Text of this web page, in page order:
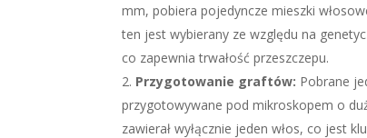
mm, pobiera pojedyncze mieszki
ten jest wybierany ze względu na
co zapewnia trwałość przeszczepu.
Przygotowanie graftów: Pobrane
przygotowywane pod mikroskopem o
zawierał wyłącznie jeden włos, co jest